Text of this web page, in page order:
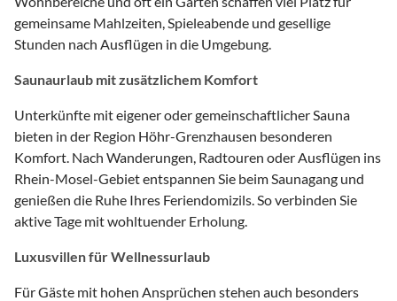
gemeinsame Mahlzeiten, Spieleabende und gesellige
Stunden nach Ausflügen in die Umgebung.
Saunaurlaub mit zusätzlichem Komfort
Unterkünfte mit eigener oder gemeinschaftlicher Sauna
bieten in der Region Höhr-Grenzhausen besonderen
Komfort. Nach Wanderungen, Radtouren oder Ausflügen ins
Rhein-Mosel-Gebiet entspannen Sie beim Saunagang und
genießen die Ruhe Ihres Feriendomizils. So verbinden Sie
aktive Tage mit wohltuender Erholung.
Luxusvillen für Wellnessurlaub
Für Gäste mit hohen Ansprüchen stehen auch besonders